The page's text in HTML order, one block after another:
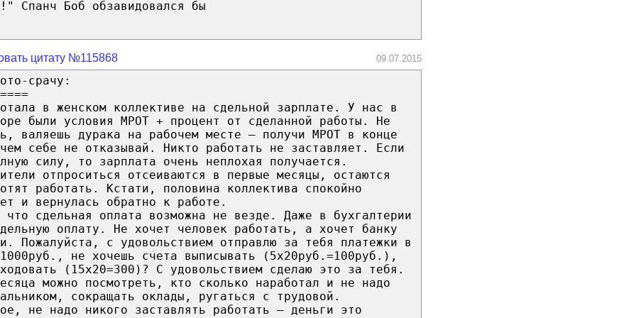
Спанч Боб обзавидовался бы
цитату №115868 09.07.2015
срачу:
в женском коллективе на сдельной зарплате. У нас в
были условия МРОТ + процент от сделанной работы. Не
валяешь дурака на рабочем месте – получи МРОТ в конце
себе не отказывай. Никто работать не заставляет. Если
силу, то зарплата очень неплохая получается.
отпроситься отсеиваются в первые месяцы, остаются
работать. Кстати, половина коллектива спокойно
и вернулась обратно к работе.
сдельная оплата возможна не везде. Даже в бухгалтерии
оплату. Не хочет человек работать, а хочет банку
Пожалуйста, с удовольствием отправлю за тебя платежки в
не хочешь счета выписывать (5х20руб.=100руб.),
(15х20=300)? С удовольствием сделаю это за тебя.
можно посмотреть, кто сколько наработал и не надо
сокращать оклады, ругаться с трудовой.
не надо никого заставлять работать – деньги это